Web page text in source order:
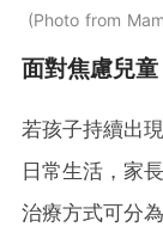
Photo from
面對焦慮兒
若孩子持續出
日常生活，家
治療方式可分